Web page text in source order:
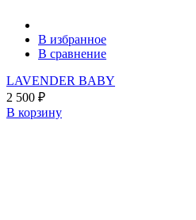
В избранное
В сравнение
LAVENDER BABY
2 500 ₽
В корзину